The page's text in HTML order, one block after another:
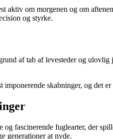
aktiv om morgenen og om
og styrke.
af tab af levesteder og
imponerende skabninger, og det
fascinerende fuglearter, der
generationer at nyde.